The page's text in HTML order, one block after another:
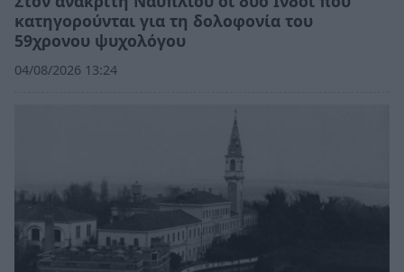
κατηγορούνται για τη δολοφονία του
59χρονου ψυχολόγου
04/08/2026 13:24